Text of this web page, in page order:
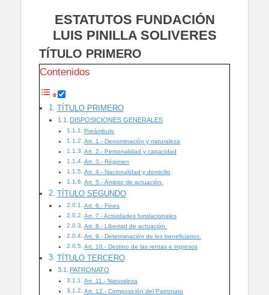
ESTATUTOS FUNDACIÓN
LUIS PINILLA SOLIVERES
TÍTULO PRIMERO
Contenidos
TÍTULO PRIMERO
DISPOSICIONES GENERALES
Preámbulo
Art. 1.- Denominación y naturaleza
Art. 2.- Personalidad y capacidad
Art. 3.- Régimen
Art. 4.- Nacionalidad y domicilio
Art. 5.- Ámbito de actuación.
TÍTULO SEGUNDO
Art. 6.- Fines
Art. 7.- Actividades fundacionales
Art. 8.- Libertad de actuación.
Art. 9.- Determinación de los beneficiarios.
Art. 10.- Destino de las rentas e ingresos
TÍTULO TERCERO
PATRONATO
Art. 11.- Naturaleza
Art. 12.- Composición del Patronato